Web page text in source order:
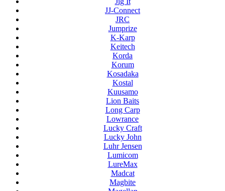
JJ-Connect
JRC
Jumprize
K-Karp
Keitech
Korda
Korum
Kosadaka
Kostal
Kuusamo
Lion Baits
Long Carp
Lowrance
Lucky Craft
Lucky John
Luhr Jensen
Lumicom
LureMax
Madcat
Magbite